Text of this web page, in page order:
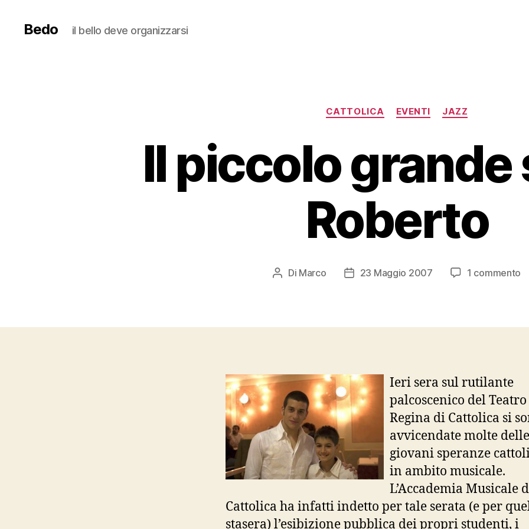
Bedo il bello deve organizzarsi
Categorie
CATTOLICA EVENTI JAZZ
Il piccolo grande
Roberto
Autore
Di Marco
Data23 Maggio 2007 1 commento
Ieri sera sul rutilante
palcoscenico del
Regina di Cattolica si
avvicendate molte delle
giovani speranze
in ambito musicale.
L’Accademia Musicale
Cattolica ha infatti indetto per tale serata (e per
stasera) l’esibizione pubblica dei propri studenti, i